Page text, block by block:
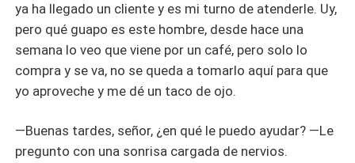
ya ha llegado un cliente y es mi turno de atenderle. Uy,
pero qué guapo es este hombre, desde hace una
semana lo veo que viene por un café, pero solo lo
compra y se va, no se queda a tomarlo aquí para que
yo aproveche y me dé un taco de ojo.
―Buenas tardes, señor, ¿en qué le puedo ayudar? ―Le
pregunto con una sonrisa cargada de nervios.